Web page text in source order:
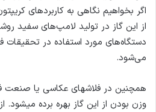
اگر بخواهیم نگاهی به کاربردهای
از این گاز در تولید لامپ‌های سفید
دستگاه‌های مورد استفاده در تحقیقات
می‌شود.
همچنین در فلاش­های عکاسی یا صنعت
وزن بودن از این گاز بهره برده